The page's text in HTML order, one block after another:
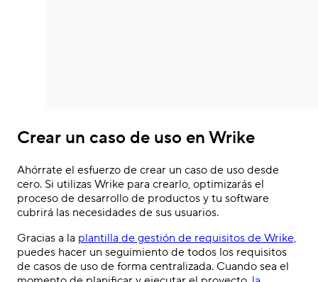
Crear un caso de uso en Wrike
Ahórrate el esfuerzo de crear un caso de uso desde
cero. Si utilizas Wrike para crearlo, optimizarás el
proceso de desarrollo de productos y tu software
cubrirá las necesidades de sus usuarios.
Gracias a la plantilla de gestión de requisitos de Wrike,
puedes hacer un seguimiento de todos los requisitos
de casos de uso de forma centralizada. Cuando sea el